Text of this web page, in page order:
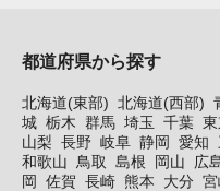
都道府県から探す
北海道(東部) 北海道(西部)
城 栃木 群馬 埼玉 千葉
山梨 長野 岐阜 静岡 愛知
和歌山
鳥取 島根 岡山 広
岡
佐賀 長崎 熊本 大分